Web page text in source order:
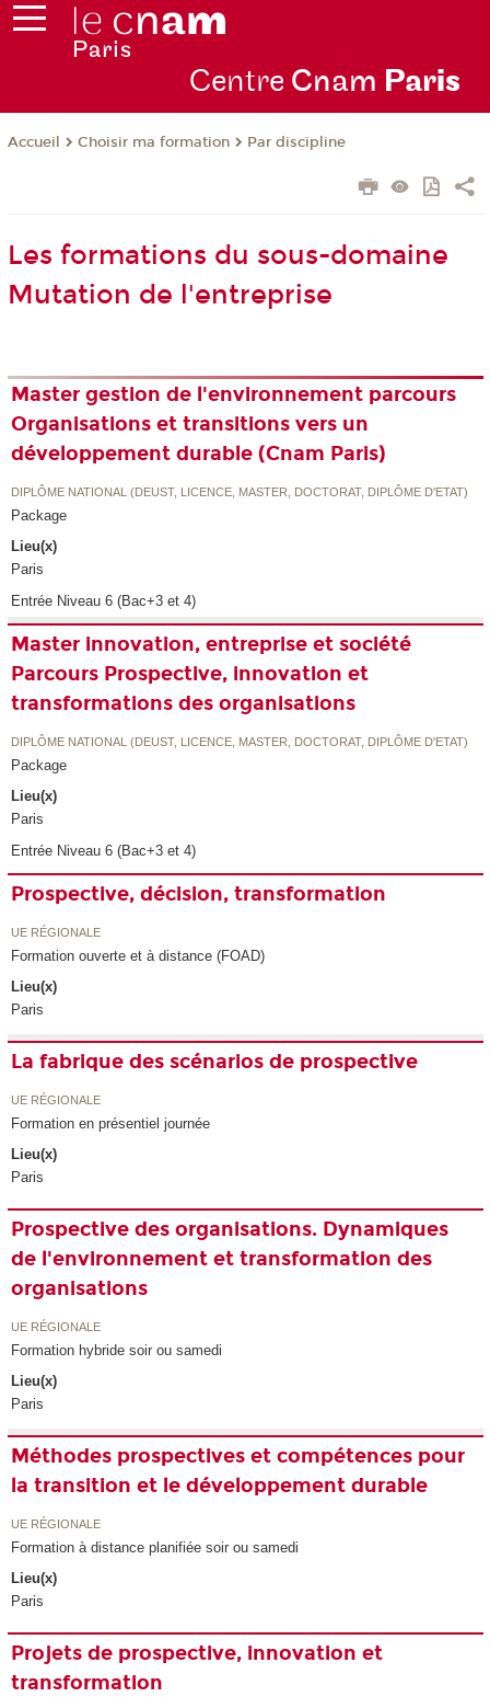
Centre Cnam Paris
Accueil Choisir ma formation Par discipline
Les formations du sous-domaine
Mutation de l'entreprise
Master gestion de l'environnement parcours
Organisations et transitions vers un
développement durable (Cnam Paris)
DIPLÔME NATIONAL (DEUST, LICENCE, MASTER, DOCTORAT, DIPLÔME D'ETAT)
Package
Lieu(x)
Paris
Entrée Niveau 6 (Bac+3 et 4)
Master innovation, entreprise et société
Parcours Prospective, innovation et
transformations des organisations
DIPLÔME NATIONAL (DEUST, LICENCE, MASTER, DOCTORAT, DIPLÔME D'ETAT)
Package
Lieu(x)
Paris
Entrée Niveau 6 (Bac+3 et 4)
Prospective, décision, transformation
UE RÉGIONALE
Formation ouverte et à distance (FOAD)
Lieu(x)
Paris
La fabrique des scénarios de prospective
UE RÉGIONALE
Formation en présentiel journée
Lieu(x)
Paris
Prospective des organisations. Dynamiques
de l'environnement et transformation des
organisations
UE RÉGIONALE
Formation hybride soir ou samedi
Lieu(x)
Paris
Méthodes prospectives et compétences pour
la transition et le développement durable
UE RÉGIONALE
Formation à distance planifiée soir ou samedi
Lieu(x)
Paris
Projets de prospective, innovation et
transformation